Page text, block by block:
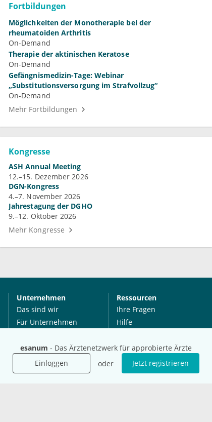
esanum - Das Ärztenetzwerk für approbierte Ärzte
Einloggen
oder Jetzt registrieren
Fortbildungen
Möglichkeiten der Monotherapie bei der
rheumatoiden Arthritis
On-Demand
Therapie der aktinischen Keratose
On-Demand
Gefängnismedizin-Tage: Webinar
„Substitutionsversorgung im Strafvollzug“
On-Demand
Mehr Fortbildungen
Kongresse
ASH Annual Meeting
12.–15. Dezember 2026
DGN-Kongress
4.–7. November 2026
Jahrestagung der DGHO
9.–12. Oktober 2026
Mehr Kongresse
Unternehmen
Das sind wir
Für Unternehmen
Mediadaten
Presse
Karriere
Ressourcen
Ihre Fragen
Hilfe